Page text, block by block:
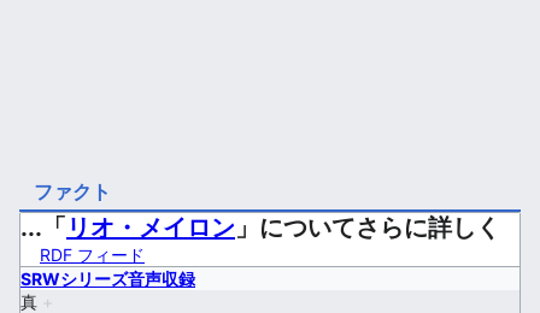
ファクト
...「 リオ・メイロン 」についてさらに詳しく
RDF フィード
SRWシリーズ音声収録
真 +